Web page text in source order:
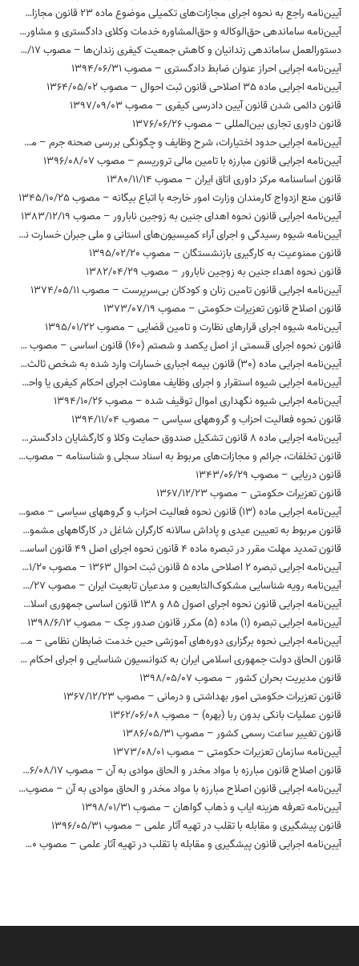
آیین‌نامه راجع به نحوه اجرای مجازات‌های تکمیلی موضوع ماده 23 قانون مجازات اسلامی – مصوب 1393/26/11
آیین‌نامه ساماندهی حق‌الوکاله و حق‌المشاوره خدمات وکلای دادگستری و مشاوران حقوقی در دستگاه‌های اجرایی – مصوب 1397/09/24
دستورالعمل ساماندهی زندانیان و کاهش جمعیت کیفری زندان‌ها – مصوب 1395/06/17
آیین‌نامه اجرایی احراز عنوان ضابط دادگستری – مصوب 1394/06/31
آیین‌نامه اجرایی ماده 35 اصلاحی قانون ثبت احوال – مصوب 1364/05/02
قانون دائمی شدن قانون آیین دادرسی کیفری – مصوب 1397/09/03
قانون داوری تجاری بین‌المللی – مصوب 1376/06/26
آیین‏‌نامه اجرایی حدود اختیارات، شرح وظایف و چگونگی بررسی صحنه جرم – مصوب 1396/06/28
آیین‌نامه اجرایی قانون مبارزه با تامین مالی تروریسم – مصوب 1396/08/07
قانون اساسنامه مرکز داوری اتاق ایران – مصوب 1380/11/14
قانون منع ازدواج کارمندان وزارت امور خارجه با اتباع بیگانه – مصوب 1345/10/25
آیین‌نامه اجرایی قانون نحوه اهدای جنین به زوجین نابارور – مصوب 1383/12/19
آیین‌نامه شیوه رسیدگی و اجرای آراء کمیسیون‌های استانی و ملی جبران خسارت ناشی از بازداشت – مصوب 1395/10/04
قانون ممنوعیت به کارگیری بازنشستگان – مصوب 1395/02/20
قانون نحوه اهداء جنین به زوجین نابارور – مصوب 1382/04/29
آیین‌نامه اجرایی قانون تامین زنان و کودکان بی‌سرپرست – مصوب 1374/05/11
قانون اصلاح قانون تعزیرات حکومتی – مصوب 1373/07/19
آیین‌نامه شیوه اجرای قرارهای نظارت و تامین قضایی – مصوب 1395/01/22
قانون نحوه اجرای قسمتی از اصل یکصد و شصتم (160) قانون اساسی – مصوب 1394/02/22
آیین‌نامه اجرایی ماده (30) قانون بیمه اجباری خسارات وارد شده به شخص ثالث در اثر حوادث ناشی از وسایل نقلیه – مصوب 1396/05/16
آیین‌نامه اجرایی شیوه استقرار و اجرای وظایف معاونت اجرای احکام کیفری یا واحدی از آن در زندان‌ها و موسسات کیفری – مصوب 1395/12/24
آیین‌نامه اجرایی شیوه نگهداری اموال توقیف شده – مصوب 1394/10/26
قانون نحوه فعالیت احزاب و گروههای سیاسی – مصوب 1394/11/04
آیین‌نامه اجرایی ماده 8 قانون تشکیل صندوق حمایت وکلا و کارگشایان دادگستری – مصوب 1377/12/26
قانون تخلفات، جرائم و مجازات‌های مربوط به اسناد سجلی و شناسنامه – مصوب 1370/05/10
قانون دریایی – مصوب 1343/06/29
قانون تعزیرات حکومتی – مصوب 1367/12/23
آیین‌نامه اجرایی ماده (13) قانون نحوه فعالیت احزاب و گروه‏های سیاسی – مصوب 1397/02/23
قانون مربوط به تعیین عیدی و پاداش سالانه کارگران شاغل در کارگاههای مشمول قانون کار – مصوب 1370/12/06
قانون تمدید مهلت مقرر در تبصره ماده 4 قانون نحوه اجرای اصل 49 قانون اساسی – مصوب 1364/05/17
آیین‌نامه اجرایی تبصره 2 اصلاحی ماده 5 قانون ثبت احوال 1363 – مصوب 1385/01/20
آیین‌نامه رویه شناسایی مشکوک‌التابعین و مدعیان تابعیت ایران – مصوب 1382/12/27
آیین‌نامه اجرایی قانون نحوه اجرای اصول 85 و 138 قانون اساسی جمهوری اسلامی ایران و اصلاحات بعدی – مصوب 1391/10/24
آیین‌نامه اجرایی تبصره (1) ماده (5) مکرر قانون صدور چک – مصوب 1398/6/12
آیین‌نامه اجرایی نحوه برگزاری دوره‌های آموزشی حین خدمت ضابطان نظامی – مصوب 1397/09/18
قانون الحاق دولت جمهوری اسلامی ایران به کنوانسیون شناسایی و اجرای احکام داوری خارجی – مصوب 1380/1/21
قانون مدیریت بحران کشور – مصوب 1398/05/07
قانون تعزیرات حکومتی امور بهداشتی و درمانی – مصوب 1367/12/23
قانون عملیات بانکی بدون ربا (بهره) – مصوب 1362/06/08
قانون تغییر ساعت رسمی کشور – مصوب 1386/05/31
آیین‌نامه سازمان تعزیرات حکومتی – مصوب 1373/08/01
قانون اصلاح قانون مبارزه با مواد مخدر و الحاق موادی به آن – مصوب 1376/08/17
آیین‌نامه اجرایی قانون اصلاح مبارزه با مواد مخدر و الحاق موادی به آن – مصوب 1377/10/22
آیین‌نامه تعرفه هزینه ایاب و ذهاب گواهان – مصوب 1398/01/31
قانون پیشگیری و مقابله با تقلب در تهیه آثار علمی – مصوب 1396/05/31
آیین‌نامه اجرایی قانون پیشگیری و مقابله با تقلب در تهیه آثار علمی – مصوب 1398/05/30